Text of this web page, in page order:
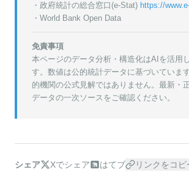
・政府統計の総合窓口(e-Stat) https://
・World Bank Open Data
免責事項
本ページのデータ分析・構造化はAIを活用
す。数値は公的統計データに基づいていま
的機関の公式見解ではありません。最新・
データの一次ソースをご確認ください。
シェア Xでシェア はてブ リンクをコピ